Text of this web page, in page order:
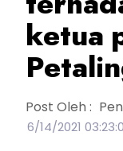
ketua
Post Oleh :
6/14/2021